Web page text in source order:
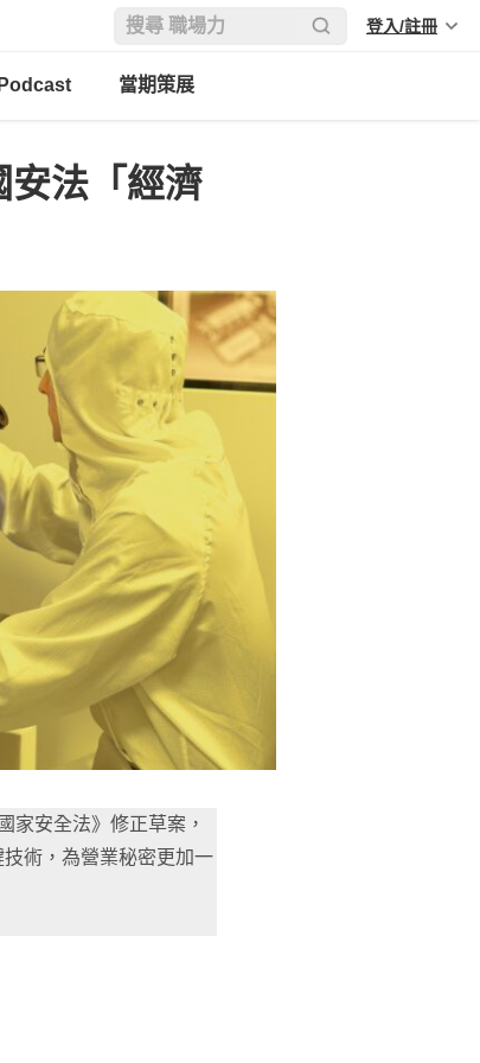
登入/註冊
Podcast 當期策展
安法「經濟
家安全法》修正草案，
術，為營業秘密更加一